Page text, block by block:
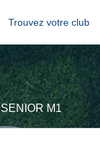
Trouvez votre club
SENIOR M1